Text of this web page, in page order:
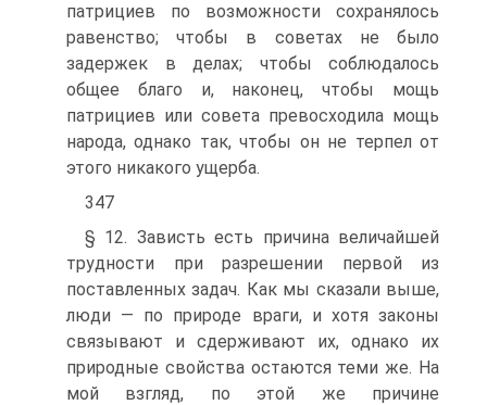
патрициев по возможности сохранялось
равенство; чтобы в советах не было
задержек в делах; чтобы соблюдалось
общее благо и, наконец, чтобы мощь
патрициев или совета превосходила мощь
народа, однако так, чтобы он не терпел от
этого никакого ущерба.
347
§ 12. Зависть есть причина величайшей
трудности при разрешении первой из
поставленных задач. Как мы сказали выше,
люди — по природе враги, и хотя законы
связывают и сдерживают их, однако их
природные свойства остаются теми же. На
мой взгляд, по этой же причине